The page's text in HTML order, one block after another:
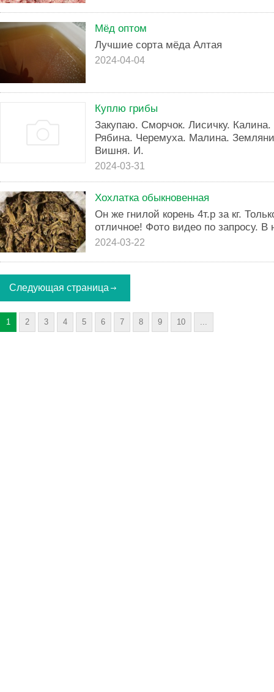
Мёд оптом
Лучшие сорта мёда Алтая
2024-04-04
Куплю грибы
Закупаю. Сморчок. Лисичку.
Рябина. Черемуха. Малина.
Вишня. И.
2024-03-31
Хохлатка обыкновенная
Он же гнилой корень 4т.р за кг.
отличное! Фото видео по запросу. В
2024-03-22
Следующая страница
1 2 3 4 5 6 7 8 9 10 ...